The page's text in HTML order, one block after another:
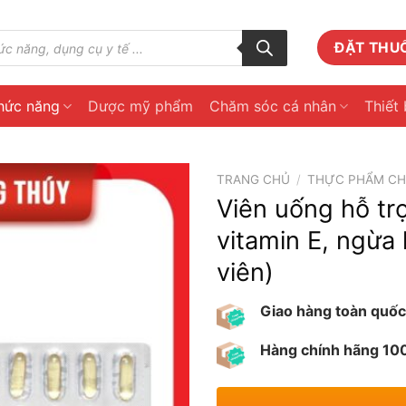
ĐẶT
năng Dược mỹ phẩm Chăm sóc cá nhân Thiết
TRANG CHỦ / THỰC PHẨM
Viên uống hỗ
vitamin E,
viên)
Giao hàng toàn quốc
Hàng chính hãng